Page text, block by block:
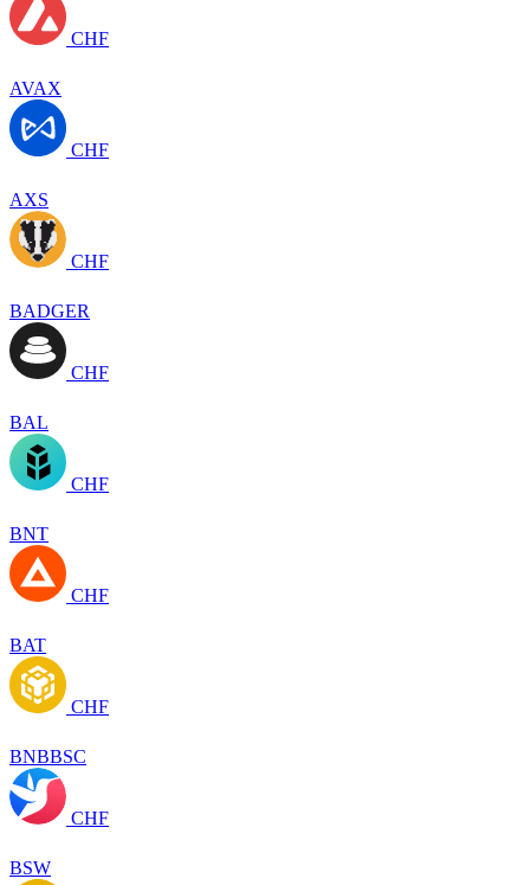
CHF
AVAX
CHF
AXS
CHF
BADGER
CHF
BAL
CHF
BNT
CHF
BAT
CHF
BNBBSC
CHF
BSW